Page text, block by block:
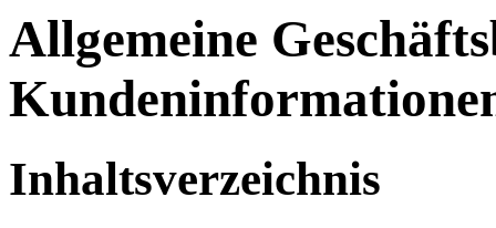
Allgemeine
Inhaltsverzeichnis